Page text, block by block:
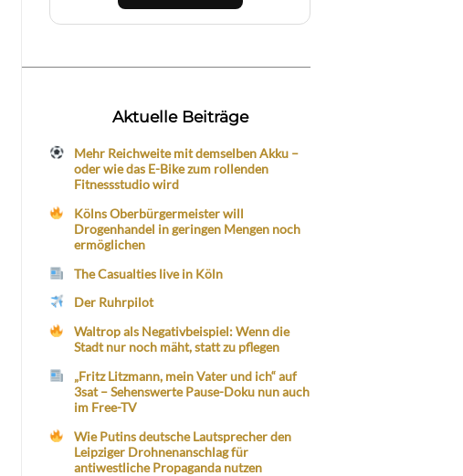
Aktuelle Beiträge
Mehr Reichweite mit demselben Akku –
oder wie das E-Bike zum rollenden
Fitnessstudio wird
Kölns Oberbürgermeister will
Drogenhandel in geringen Mengen noch
ermöglichen
The Casualties live in Köln
Der Ruhrpilot
Waltrop als Negativbeispiel: Wenn die
Stadt nur noch mäht, statt zu pflegen
„Fritz Litzmann, mein Vater und ich“ auf
3sat – Sehenswerte Pause-Doku nun auch
im Free-TV
Wie Putins deutsche Lautsprecher den
Leipziger Drohnenanschlag für
antiwestliche Propaganda nutzen